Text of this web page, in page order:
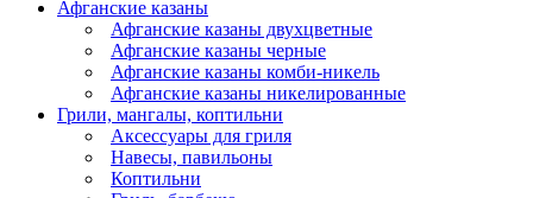
Афганские казаны
Афганские казаны двухцветные
Афганские казаны черные
Афганские казаны комби-никель
Афганские казаны никелированные
Грили, мангалы, коптильни
Аксессуары для гриля
Навесы, павильоны
Коптильни